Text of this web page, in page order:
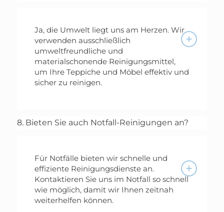
Ja, die Umwelt liegt uns am Herzen. Wir
verwenden ausschließlich
umweltfreundliche und
materialschonende Reinigungsmittel,
um Ihre Teppiche und Möbel effektiv und
sicher zu reinigen.
8. Bieten Sie auch Notfall-Reinigungen an?
Für Notfälle bieten wir schnelle und
effiziente Reinigungsdienste an.
Kontaktieren Sie uns im Notfall so schnell
wie möglich, damit wir Ihnen zeitnah
weiterhelfen können.